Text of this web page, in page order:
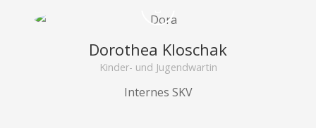
Dorothea Kloschak
Kinder- und Jugendwartin
Internes SKV